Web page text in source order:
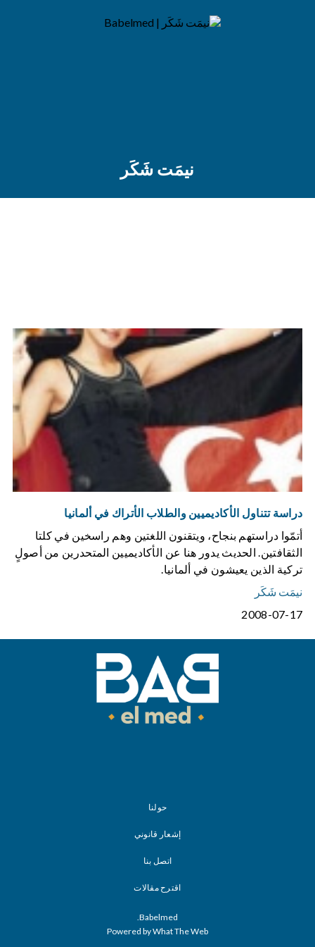
نيمَت شَكَر
دراسة تتناول الأكاديميين والطلاب الأتراك في ألمانيا
أتمّوا دراستهم بنجاح، ويتقنون اللغتين وهم راسخين في كلتا
الثقافتين. الحديث يدور هنا عن الأكاديميين المتحدرين من أصولٍ
تركية الذين يعيشون في ألمانيا.
نيمَت شَكَر
2008-07-17
حولنا
إشعار قانوني
اتصل بنا
اقترح مقالات
Babelmed.
Powered by What The Web